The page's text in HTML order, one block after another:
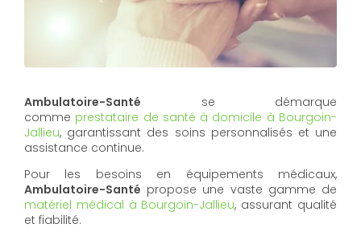
Ambulatoire-Santé se démarque
comme prestataire de santé à domicile à Bourgoin-
Jallieu, garantissant des soins personnalisés et une
assistance continue.
Pour les besoins en équipements médicaux,
Ambulatoire-Santé propose une vaste gamme de
matériel médical à Bourgoin-Jallieu, assurant qualité
et fiabilité.